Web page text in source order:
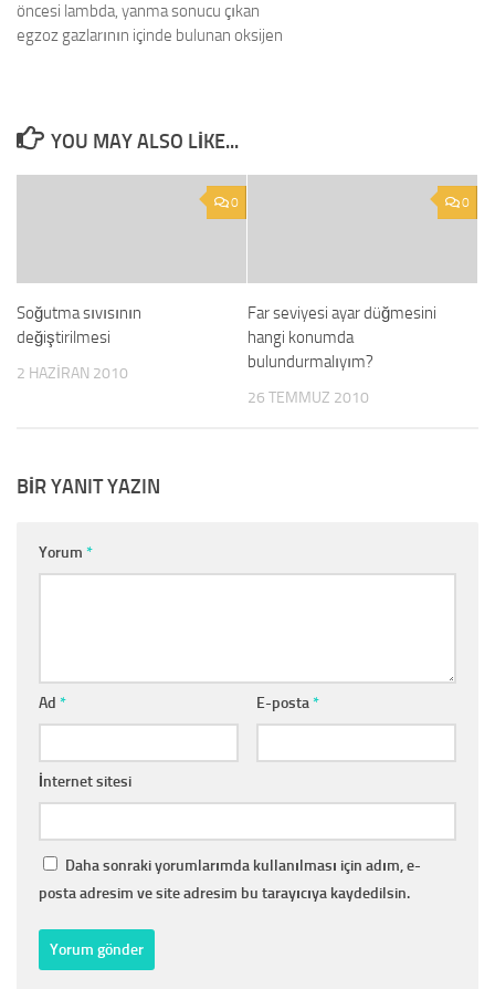
öncesi lambda, yanma sonucu çıkan
egzoz gazlarının içinde bulunan oksijen
YOU MAY ALSO LIKE...
0
Soğutma sıvısının
değiştirilmesi
2 HAZIRAN 2010
0
Far seviyesi ayar düğmesini
hangi konumda
bulundurmalıyım?
26 TEMMUZ 2010
BIR YANIT YAZIN
Yorum *
Ad * E-posta*
İnternet sitesi
Daha sonraki yorumlarımda kullanılması için adım, e-
posta adresim ve site adresim bu tarayıcıya kaydedilsin.